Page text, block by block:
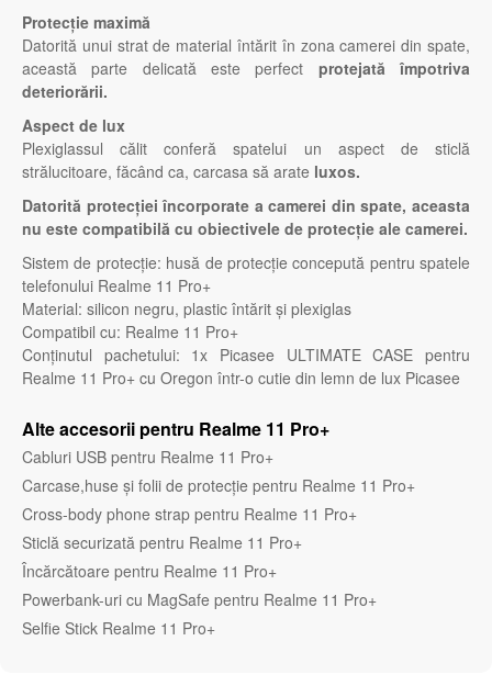
Protecție maximă
Datorită unui strat de material întărit în zona camerei din spate,
această parte delicată este perfect protejată împotriva
deteriorării.
Aspect de lux
Plexiglassul călit conferă spatelui un aspect de sticlă
strălucitoare, făcând ca, carcasa să arate luxos.
Datorită protecției încorporate a camerei din spate, aceasta
nu este compatibilă cu obiectivele de protecție ale camerei.
Sistem de protecție: husă de protecție concepută pentru spatele
telefonului Realme 11 Pro+
Material: silicon negru, plastic întărit și plexiglas
Compatibil cu: Realme 11 Pro+
Conținutul pachetului: 1x Picasee ULTIMATE CASE pentru
Realme 11 Pro+ cu Oregon într-o cutie din lemn de lux Picasee
Alte accesorii pentru Realme 11 Pro+
Cabluri USB pentru Realme 11 Pro+
Carcase,huse și folii de protecție pentru Realme 11 Pro+
Cross-body phone strap pentru Realme 11 Pro+
Sticlă securizată pentru Realme 11 Pro+
Încărcătoare pentru Realme 11 Pro+
Powerbank-uri cu MagSafe pentru Realme 11 Pro+
Selfie Stick Realme 11 Pro+